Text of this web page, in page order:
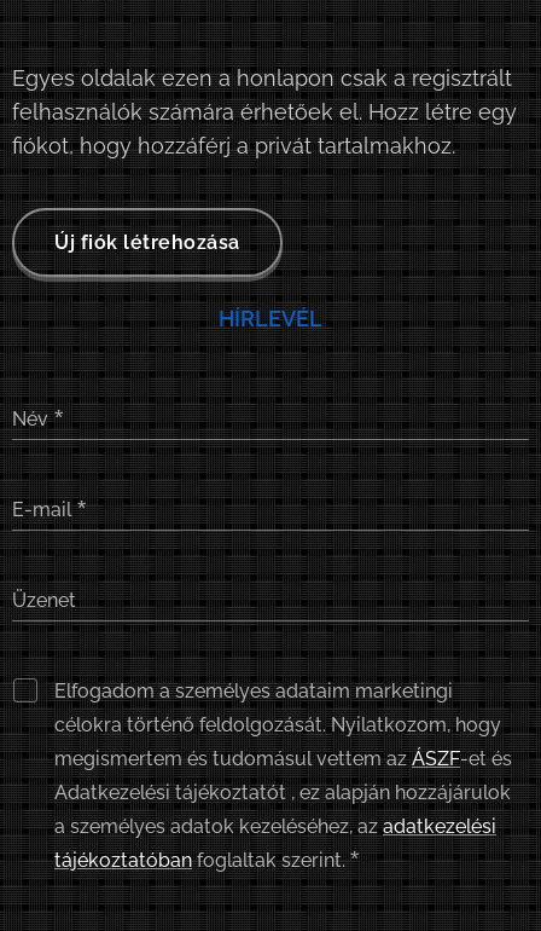
Egyes oldalak ezen a honlapon csak a regisztrált
felhasználók számára érhetőek el. Hozz létre egy
fiókot, hogy hozzáférj a privát tartalmakhoz.
Új fiók létrehozása
HÍRLEVÉL
Név
E-mail
Üzenet
Elfogadom a személyes adataim marketingi
célokra történő feldolgozását. Nyilatkozom, hogy
megismertem és tudomásul vettem azÁSZF-et és
Adatkezelési tájékoztatót , ez alapján hozzájárulok
a személyes adatok kezeléséhez, azadatkezelési
tájékoztatóbanfoglaltak szerint.